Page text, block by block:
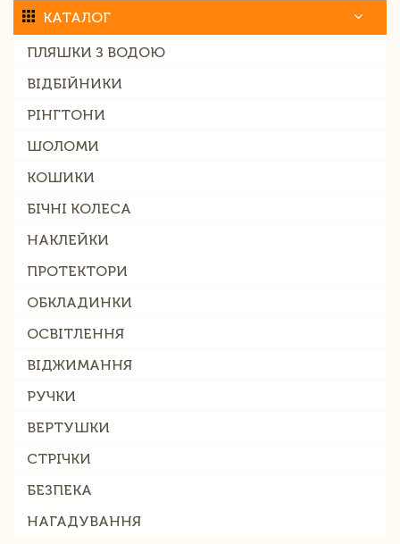
КАТАЛОГ
ПЛЯШКИ З ВОДОЮ
ВІДБІЙНИКИ
РІНГТОНИ
ШОЛОМИ
КОШИКИ
БІЧНІ КОЛЕСА
НАКЛЕЙКИ
ПРОТЕКТОРИ
ОБКЛАДИНКИ
ОСВІТЛЕННЯ
ВІДЖИМАННЯ
РУЧКИ
ВЕРТУШКИ
СТРІЧКИ
БЕЗПЕКА
НАГАДУВАННЯ